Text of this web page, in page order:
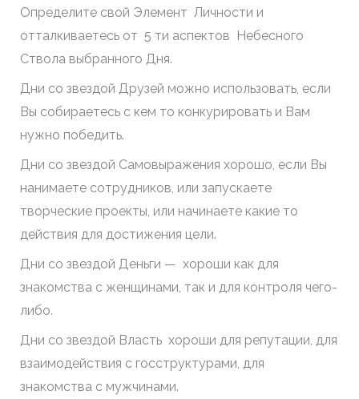
Определите свой Элемент Личности и
отталкиваетесь от 5 ти аспектов Небесного
Ствола выбранного Дня.
Дни со звездой Друзей можно использовать, если
Вы собираетесь с кем то конкурировать и Вам
нужно победить.
Дни со звездой Самовыражения хорошо, если Вы
нанимаете сотрудников, или запускаете
творческие проекты, или начинаете какие то
действия для достижения цели.
Дни со звездой Деньги — хороши как для
знакомства с женщинами, так и для контроля чего-
либо.
Дни со звездой Власть хороши для репутации, для
взаимодействия с госструктурами, для
знакомства с мужчинами.